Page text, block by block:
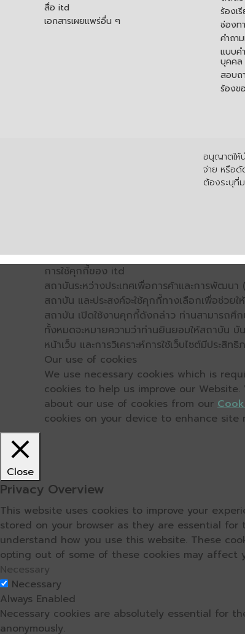
สื่อ itd
เอกสารเผยแพร่อื่น ๆ
ร้องเ
ช่องท
คำถา
แบบค
บุคคล
สอบถ
ร้องข
อนุญาตให้
จ่าย หรือดั
ต้องระบุที่ม
การใช้คุกกี้ของ itd
สถาบันระหว่างประเทศเพื่อการค้าและการพัฒ
สถาบัน และประสงค์จะใช้คุกกี้ทางเลือกเพื่อช่ว
สถาบัน เปิดใช้งานคุกกี้ดังกล่าว ท่านสามารถศึ
ทั้งหมดจะหมายความว่าท่านยินยอมให้สถาบัน บั
หน้าเว็บ และการวิเคราะห์การใช้เว็บไซต์มีประ
Our use of cookies
We use necessary cookies which is
cookies to help us improve our
about our use of cookies from our
cookies on your device to enhance
Close
Privacy Overview
This website uses cookies to improve your
stored on your browser as they are essential
understand how you use this website. These
opting out of some of these cookies may affect
Necessary
Necessary
Always Enabled
Necessary cookies are absolutely essential for
anonymously.